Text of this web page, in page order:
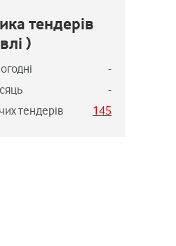
тендерів
)
-
-
тендерів
145